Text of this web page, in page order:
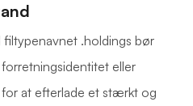
.holdings bør
eller
at efterlade et stærkt og